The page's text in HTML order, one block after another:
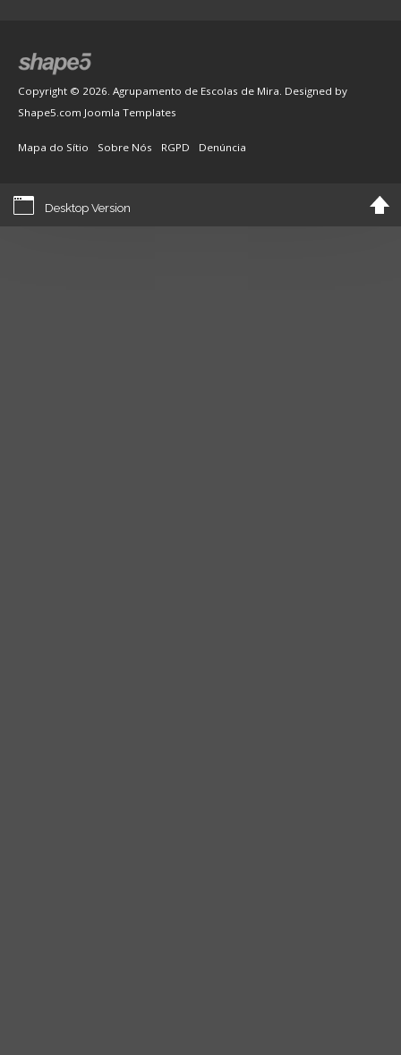
Copyright © 2026. Agrupamento de Escolas de Mira. Designed by
Shape5.com Joomla Templates
Mapa do Sítio Sobre Nós RGPD Denúncia
Desktop Version